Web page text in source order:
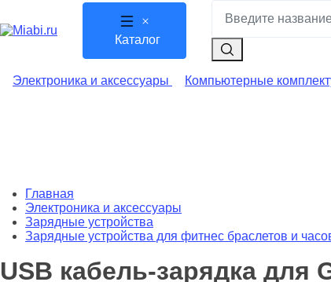
Каталог
Электроника и аксессуары Компьютерные
Главная
Электроника и аксессуары
Зарядные устройства
Зарядные устройства для фитнес браслетов и
USB кабель-зарядка для